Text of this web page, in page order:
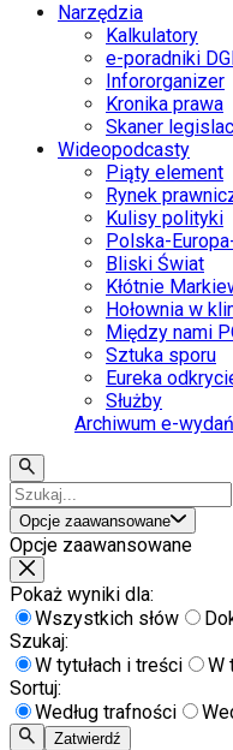
Narzędzia
Kalkulatory
e-poradniki
Infororganizer
Kronika prawa
Skaner
Wideopodcasty
Piąty element
Rynek
Kulisy polityki
Polska-
Bliski Świat
Kłótnie
Hołownia w
Między nami
Sztuka sporu
Eureka
Służby
Archiwum e-wydań
Opcje zaawansowane
Opcje zaawansowane
Pokaż wyniki dla:
Wszystkich słów
Szukaj:
W tytułach i treści
W
Sortuj:
Według trafności
Zatwierdź